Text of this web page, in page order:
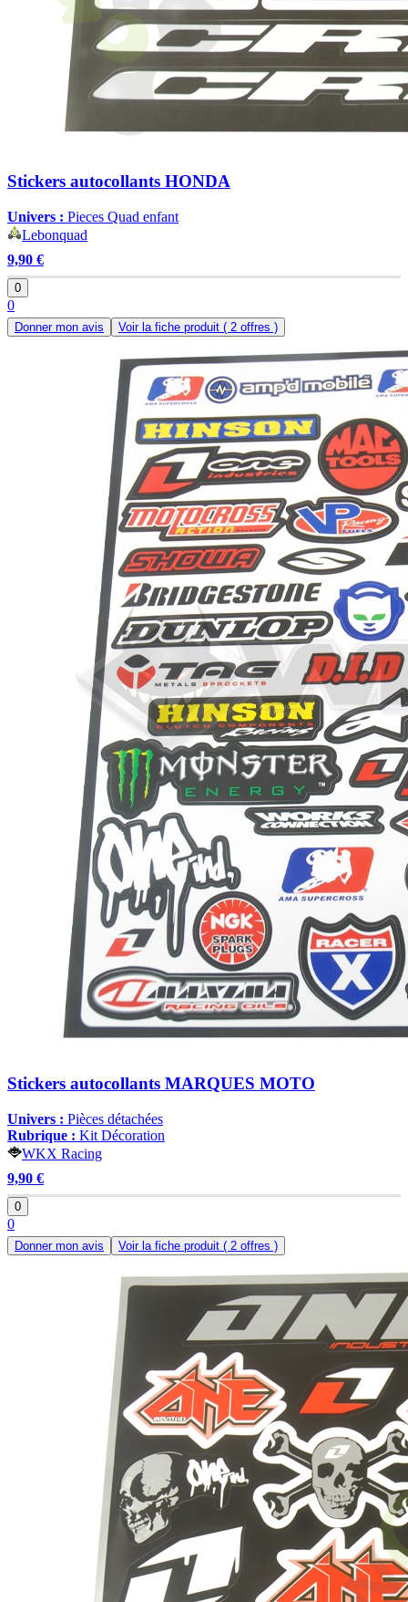
Stickers autocollants HONDA
Univers : Pieces Quad enfant
Lebonquad
9,90 €
0
0
Donner mon avis Voir la fiche produit ( 2 offres )
Stickers autocollants MARQUES MOTO
Univers : Pièces détachées
Rubrique : Kit Décoration
WKX Racing
9,90 €
0
0
Donner mon avis Voir la fiche produit ( 2 offres )